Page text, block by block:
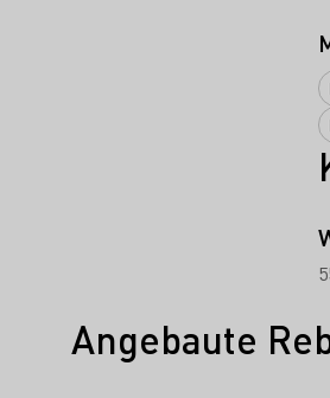
Angebaute